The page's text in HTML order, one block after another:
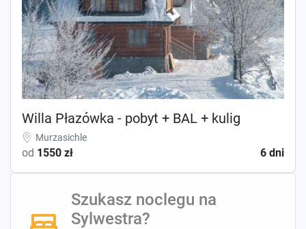
Willa Płazówka - pobyt + BAL + kulig
Murzasichle
od 1550 zł 6 dni
Szukasz noclegu na
Sylwestra?